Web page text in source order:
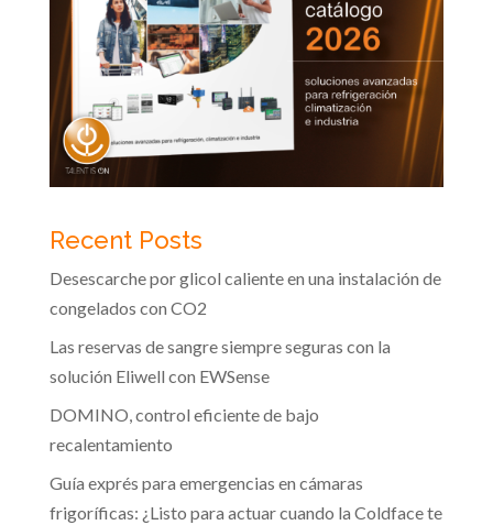
Recent Posts
Desescarche por glicol caliente en una instalación de
congelados con CO2
Las reservas de sangre siempre seguras con la
solución Eliwell con EWSense
DOMINO, control eficiente de bajo
recalentamiento
Guía exprés para emergencias en cámaras
frigoríficas: ¿Listo para actuar cuando la Coldface te